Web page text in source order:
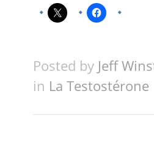
Posted by Jeff
in La Testostérone